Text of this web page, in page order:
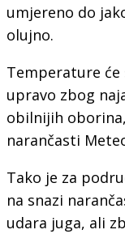
umjereno do
olujno.
Temperature će
upravo zbog
obilnijih
narančasti
Tako je za
na snazi
udara juga, ali